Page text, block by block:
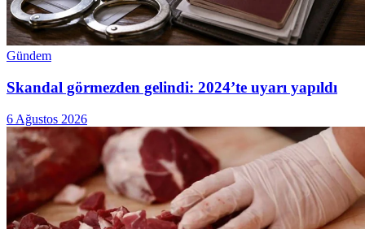
Gündem
Skandal görmezden gelindi: 2024’te uyarı yapıldı
6 Ağustos 2026